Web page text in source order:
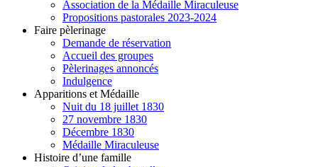
Association de la Médaille Miraculeuse
Propositions pastorales 2023-2024
Faire pèlerinage
Demande de réservation
Accueil des groupes
Pèlerinages annoncés
Indulgence
Apparitions et Médaille
Nuit du 18 juillet 1830
27 novembre 1830
Décembre 1830
Médaille Miraculeuse
Histoire d’une famille